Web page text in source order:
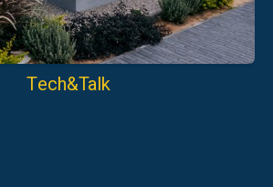
Tech&Talk